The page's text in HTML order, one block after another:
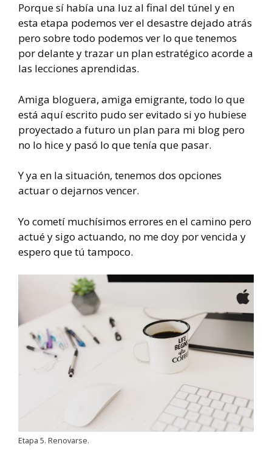
Porque sí había una luz al final del túnel y en
esta etapa podemos ver el desastre dejado atrás
pero sobre todo podemos ver lo que tenemos
por delante y trazar un plan estratégico acorde a
las lecciones aprendidas.
Amiga bloguera, amiga emigrante, todo lo que
está aquí escrito pudo ser evitado si yo hubiese
proyectado a futuro un plan para mi blog pero
no lo hice y pasó lo que tenía que pasar.
Y ya en la situación, tenemos dos opciones
actuar o dejarnos vencer.
Yo cometí muchísimos errores en el camino pero
actué y sigo actuando, no me doy por vencida y
espero que tú tampoco.
Etapa 5. Renovarse.